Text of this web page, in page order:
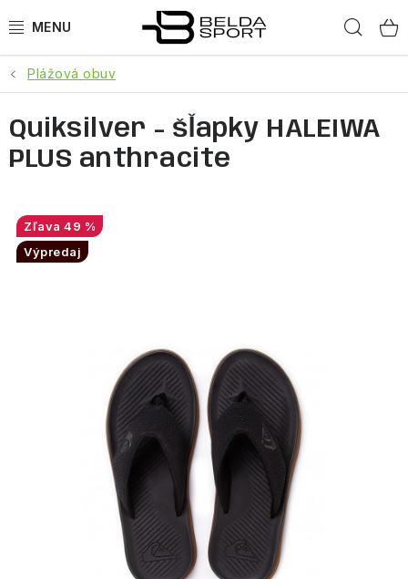
na
ŠPORTY
BEH
GOLDBERGH
OBLEČENIE
NAŠE SLUŽBY
Vrátenie a výmena Doprava a platba
Plážová obuv
Quiksilver - šľapky HALEIWA
PLUS anthracite
49 %
Výpredaj